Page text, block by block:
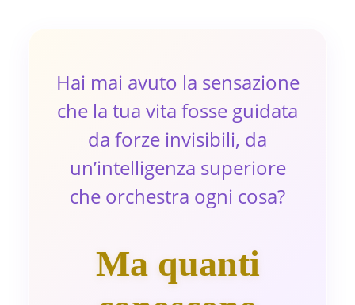
Hai mai avuto la sensazione
che la tua vita fosse guidata
da forze invisibili, da
un’intelligenza superiore
che orchestra ogni cosa?
Ma quanti